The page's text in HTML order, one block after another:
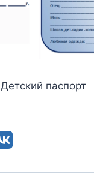
Детский паспорт